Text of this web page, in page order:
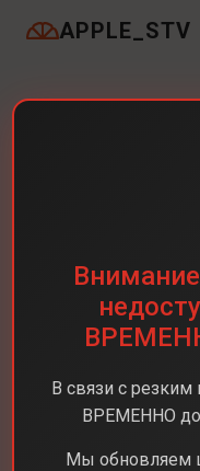
APPLE_STV
В связи с
ВРЕМЕННО
Мы обновляем